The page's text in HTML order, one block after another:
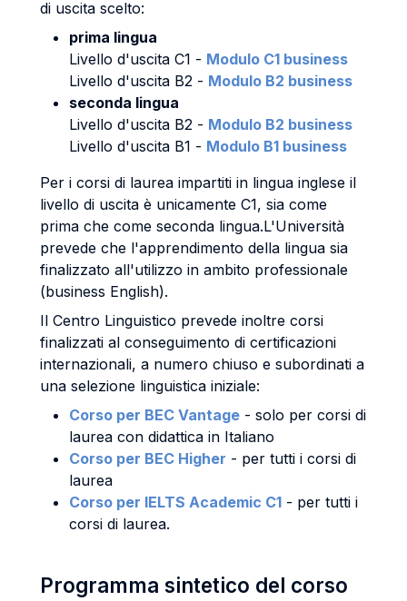
di uscita scelto:
prima lingua
Livello d'uscita C1 - Modulo C1 business
Livello d'uscita B2 - Modulo B2 business
seconda lingua
Livello d'uscita B2 - Modulo B2 business
Livello d'uscita B1 - Modulo B1 business
Per i corsi di laurea impartiti in lingua inglese il
livello di uscita è unicamente C1, sia come
prima che come seconda lingua.L'Università
prevede che l'apprendimento della lingua sia
finalizzato all'utilizzo in ambito professionale
(business English).
Il Centro Linguistico prevede inoltre corsi
finalizzati al conseguimento di certificazioni
internazionali, a numero chiuso e subordinati a
una selezione linguistica iniziale:
Corso per BEC Vantage - solo per corsi di
laurea con didattica in Italiano
Corso per BEC Higher - per tutti i corsi di
laurea
Corso per IELTS Academic C1 - per tutti i
corsi di laurea.
Programma sintetico del corso